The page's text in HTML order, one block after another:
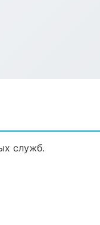
служб.